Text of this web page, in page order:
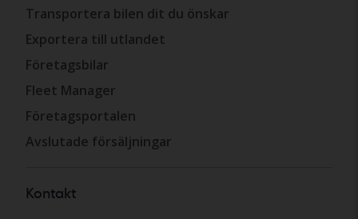
Transportera bilen dit du önskar
Exportera till utlandet
Företagsbilar
Fleet Manager
Företagsportalen
Avslutade försäljningar
Kontakt